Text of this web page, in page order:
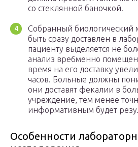
со стеклянной баночкой.
Собранный биологический
быть сразу доставлен в
пациенту выделяется не
анализ вре6менно
время на его доставку
часов. Больные должны
они доставят фекалии в
учреждение, тем менее
информативным будет
Особенности